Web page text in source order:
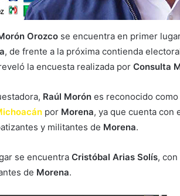
Orozco se encuentra en primer
, de frente a la próxima contienda
la encuesta realizada por Consulta
Raúl Morón es reconocido
por Morena, ya que cuenta con
y militantes de Morena.
se encuentra Cristóbal Arias Solís,
de Morena.